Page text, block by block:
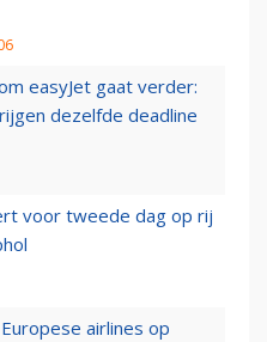
easyJet gaat verder:
dezelfde deadline
voor tweede dag op rij
airlines op